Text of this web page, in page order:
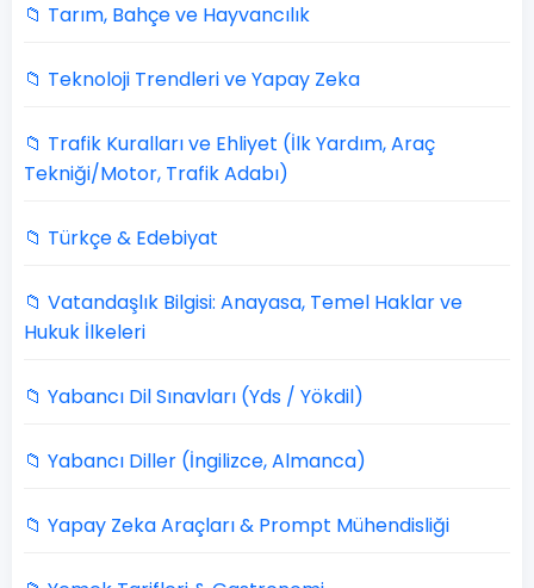
📁 Tarım, Bahçe ve Hayvancılık
📁 Teknoloji Trendleri ve Yapay Zeka
📁 Trafik Kuralları ve Ehliyet (İlk Yardım, Araç
Tekniği/Motor, Trafik Adabı)
📁 Türkçe & Edebiyat
📁 Vatandaşlık Bilgisi: Anayasa, Temel Haklar ve
Hukuk İlkeleri
📁 Yabancı Dil Sınavları (Yds / Yökdil)
📁 Yabancı Diller (İngilizce, Almanca)
📁 Yapay Zeka Araçları & Prompt Mühendisliği